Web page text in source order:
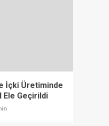
İçki Üretiminde
Ele Geçirildi